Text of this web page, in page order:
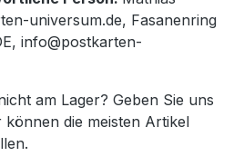
universum.de, Fasanenring
info@postkarten-
am Lager? Geben Sie uns
können die meisten Artikel